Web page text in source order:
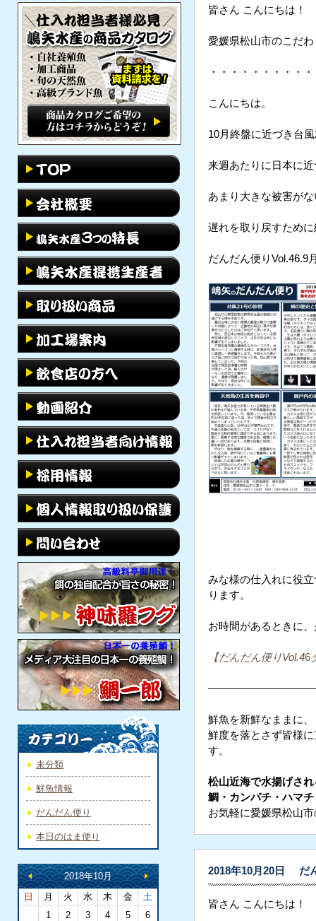
皆さん こんにちは！
愛媛県松山市のこだ
・・・・・・・・・
こんにちは。
10月終盤に近づき台
来週あたりに日本に
あまり大きな被害が
遅れを取り戻すため
だんだん便りVol.46.9
みな様の仕入れに役
ります。
お時間があるときに
【だんだん便りVol.46
鮮魚を新鮮なままに、
鮮度を落とさず皆様
す。
松山近海で水揚げさ
鯛・カンパチ・ハマ
お気軽に愛媛県松山
2018年10月20日 だ
皆さん こんにちは！
未分類
鮮魚情報
だんだん便り
本日のはま便り
2018年10月
日
月 火 水 木 金
土
1
2 3 4 5
6